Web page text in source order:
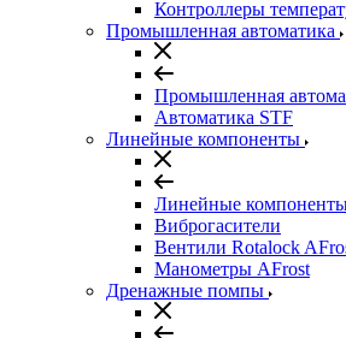
Контроллеры
Промышленная автоматика
Промышленная
Автоматика STF
Линейные компоненты
Линейные
Виброгасители
Вентили Rotalock
Манометры AFrost
Дренажные помпы